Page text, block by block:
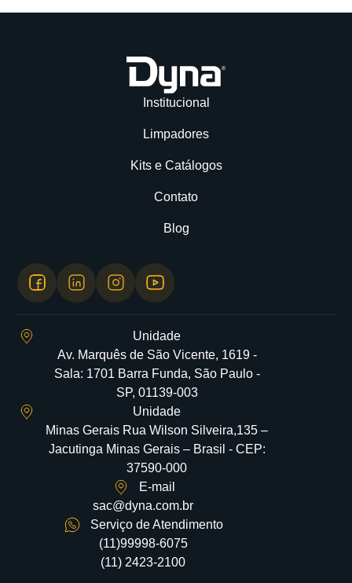
Institucional
Limpadores
Kits e Catálogos
Contato
Blog
Unidade
Av. Marquês de São Vicente, 1619 -
Sala: 1701 Barra Funda, São Paulo -
SP, 01139-003
Unidade
Minas Gerais Rua Wilson Silveira,135 –
Jacutinga Minas Gerais – Brasil - CEP:
37590-000
E-mail
sac@dyna.com.br
Serviço de Atendimento
(11)99998-6075
(11) 2423-2100